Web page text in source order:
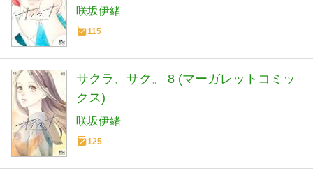
咲坂伊緒
115
サクラ、サク。 8 (マーガレットコミッ
クス)
咲坂伊緒
125